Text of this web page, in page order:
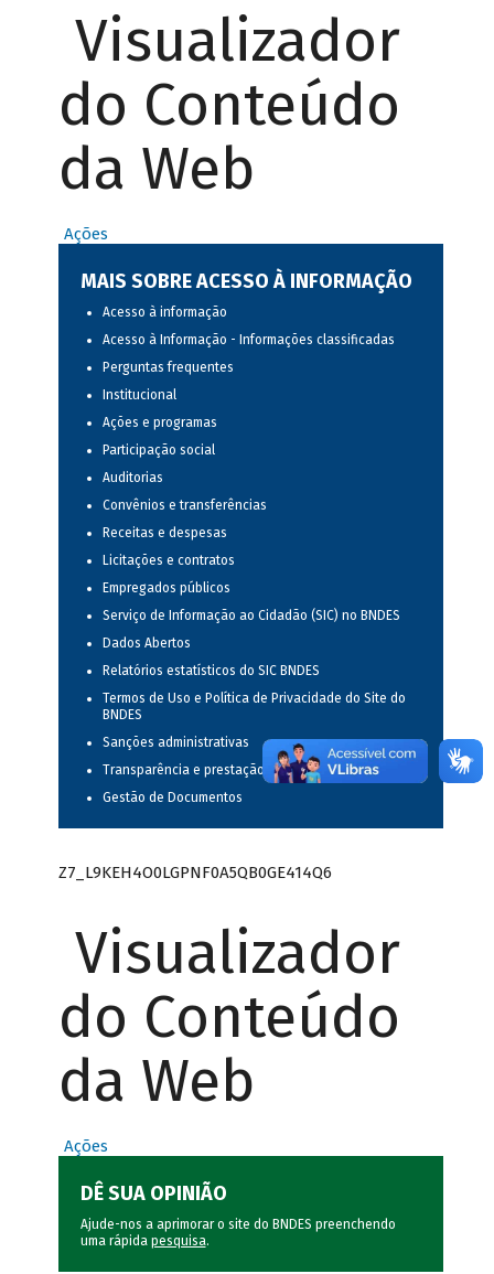
Visualizador
do Conteúdo
da Web
Ações
MAIS SOBRE ACESSO À INFORMAÇÃO
Acesso à informação
Acesso à Informação - Informações classificadas
Perguntas frequentes
Institucional
Ações e programas
Participação social
Auditorias
Convênios e transferências
Receitas e despesas
Licitações e contratos
Empregados públicos
Serviço de Informação ao Cidadão (SIC) no BNDES
Dados Abertos
Relatórios estatísticos do SIC BNDES
Termos de Uso e Política de Privacidade do Site do
BNDES
Sanções administrativas
Transparência e prestação de contas
Gestão de Documentos
Z7_L9KEH4O0LGPNF0A5QB0GE414Q6
Visualizador
do Conteúdo
da Web
Ações
DÊ SUA OPINIÃO
Ajude-nos a aprimorar o site do BNDES preenchendo
uma rápida pesquisa.